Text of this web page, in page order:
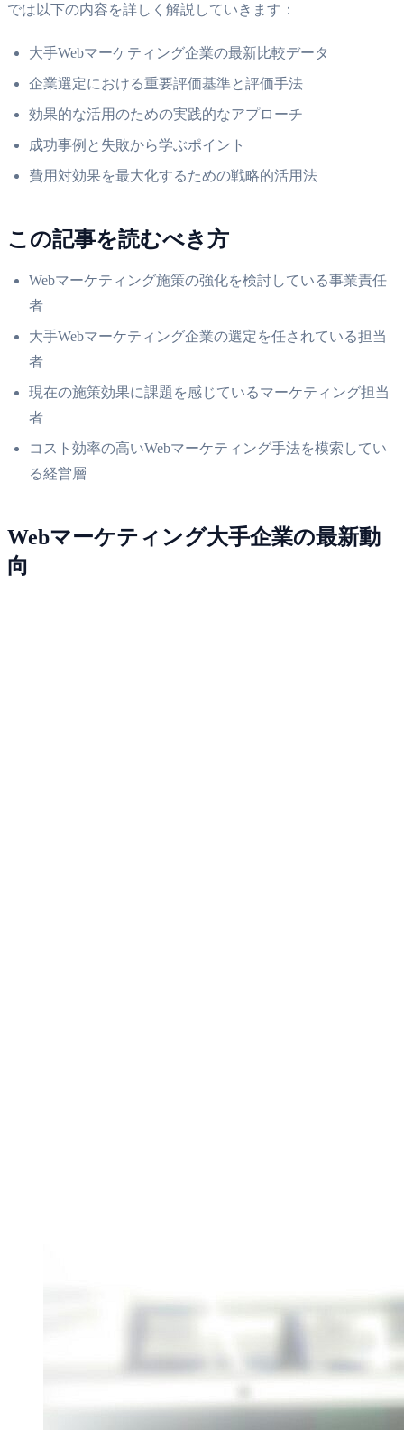
では以下の内容を詳しく解説していきます：
大手Webマーケティング企業の最新比較データ
企業選定における重要評価基準と評価手法
効果的な活用のための実践的なアプローチ
成功事例と失敗から学ぶポイント
費用対効果を最大化するための戦略的活用法
この記事を読むべき方
Webマーケティング施策の強化を検討している事業責任
者
大手Webマーケティング企業の選定を任されている担当
者
現在の施策効果に課題を感じているマーケティング担当
者
コスト効率の高いWebマーケティング手法を模索してい
る経営層
Webマーケティング大手企業の最新動
向